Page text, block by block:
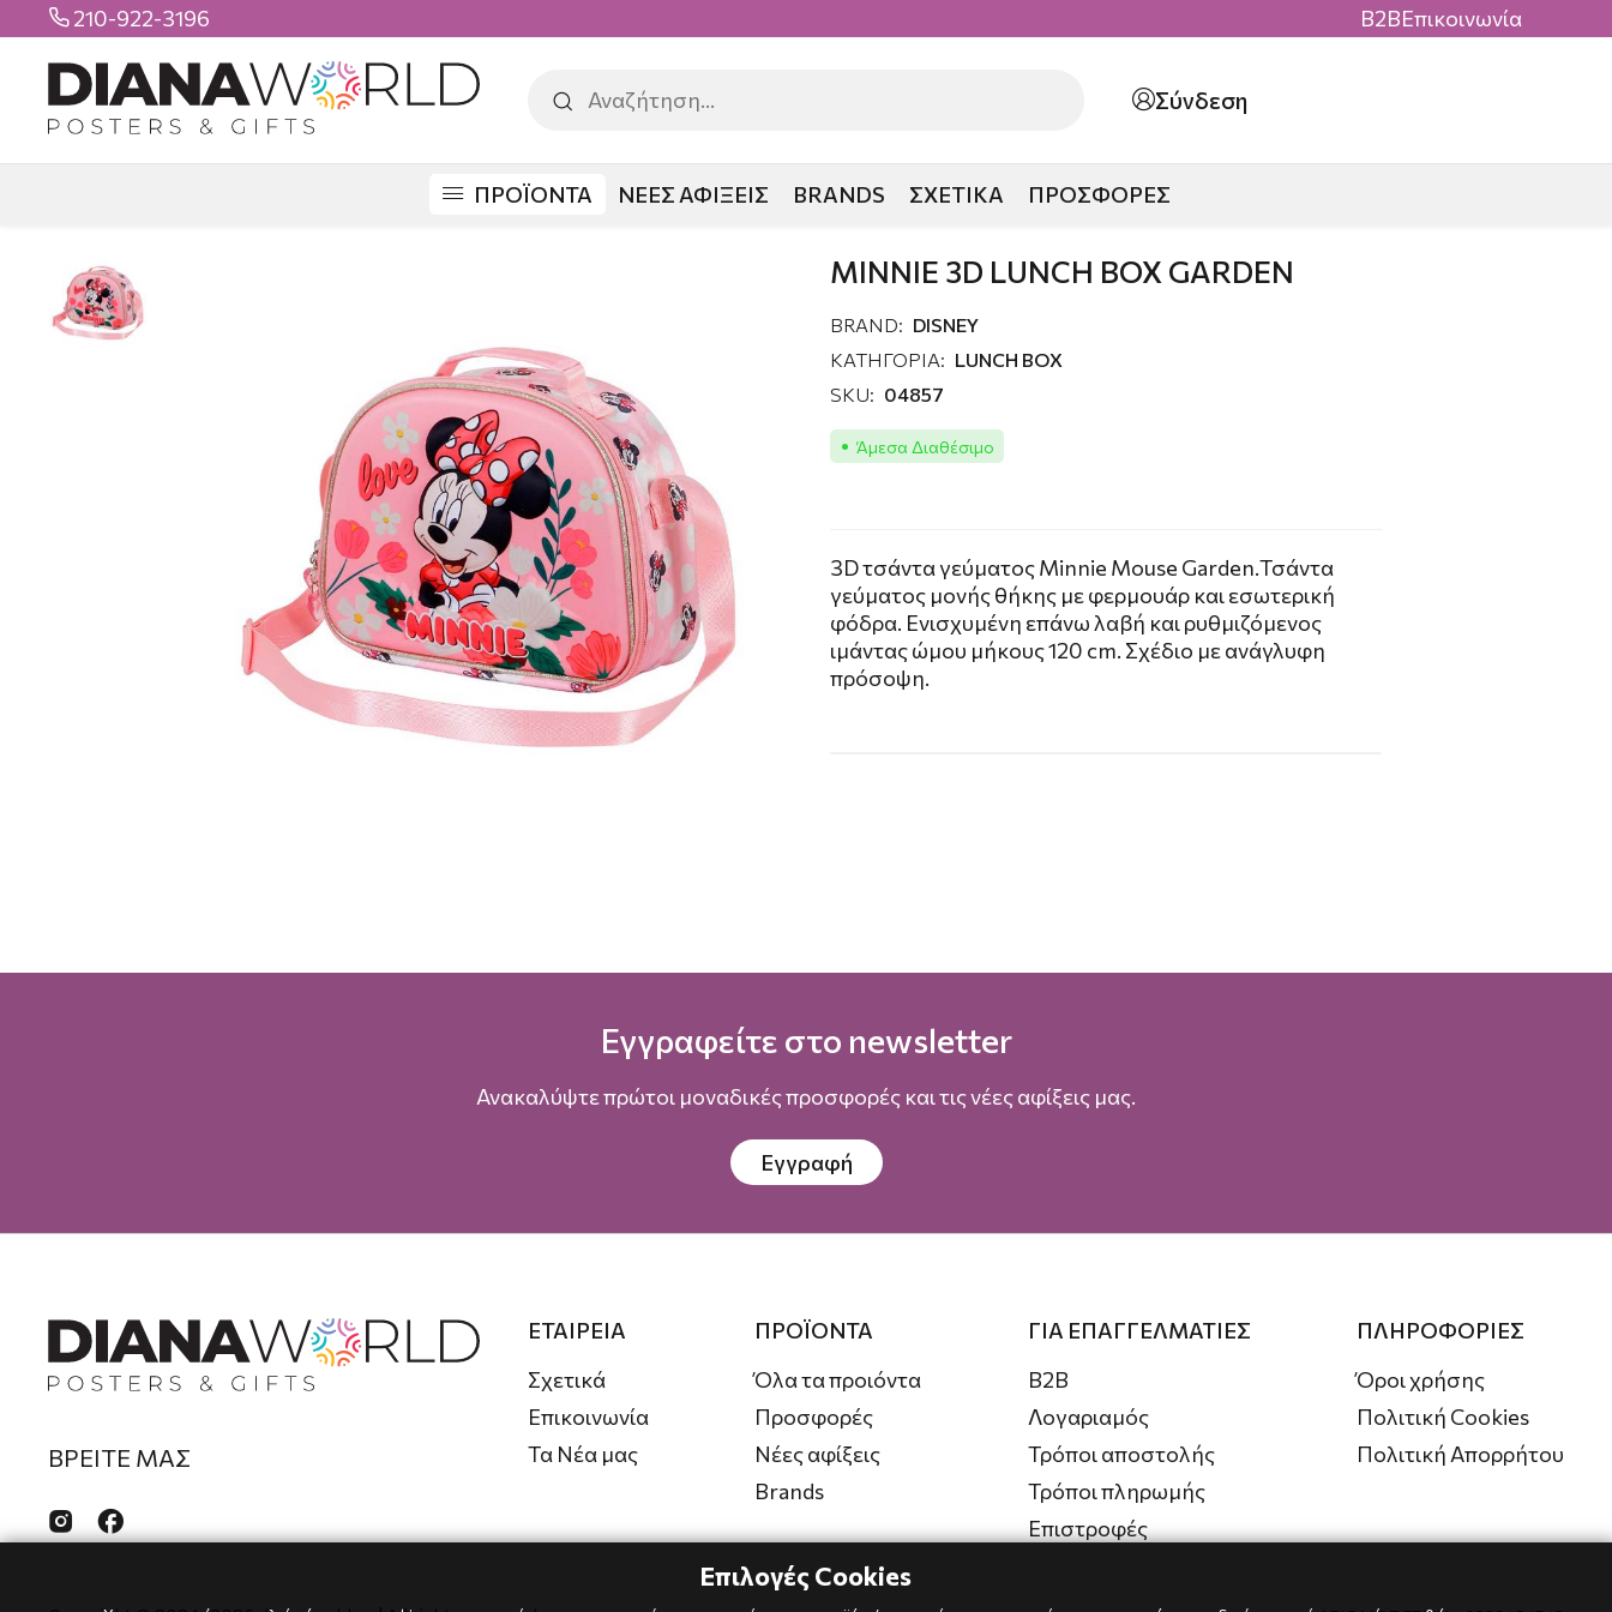
 210-922-3196 B2BΕπικοινωνία
Σύνδεση
ΠΡΟΪΟΝΤΑ ΝΕΕΣ ΑΦΙΞΕΙΣ BRANDS ΣΧΕΤΙΚΑ ΠΡΟΣΦΟΡΕΣ
MINNIE 3D LUNCH BOX GARDEN
BRAND: DISNEY
ΚΑΤΗΓΟΡΙΑ: LUNCH BOX
SKU: 04857
Άμεσα Διαθέσιμο
3D τσάντα γεύματος Minnie Mouse Garden.Τσάντα
γεύματος μονής θήκης με φερμουάρ και εσωτερική
φόδρα. Ενισχυμένη επάνω λαβή και ρυθμιζόμενος
ιμάντας ώμου μήκους 120 cm. Σχέδιο με ανάγλυφη
πρόσοψη.
Εγγραφείτε στο newsletter
Ανακαλύψτε πρώτοι μοναδικές προσφορές και τις νέες αφίξεις μας.
Εγγραφή
ΒΡΕΙΤΕ ΜΑΣ
 
ΕΤΑΙΡΕΙΑ
Σχετικά
Επικοινωνία
Τα Νέα μας
ΠΡΟΪΟΝΤΑ
Όλα τα προιόντα
Προσφορές
Νέες αφίξεις
Brands
ΓΙΑ ΕΠΑΓΓΕΛΜΑΤΙΕΣ
B2B
Λογαριαμός
Τρόποι αποστολής
Τρόποι πληρωμής
Επιστροφές
ΠΛΗΡΟΦΟΡΙΕΣ
Όροι χρήσης
Πολιτική Cookies
Πολιτική Απορρήτου
Επιλογές Cookies